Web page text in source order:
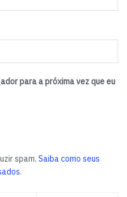
para a próxima vez que eu
spam. Saiba como seus
.